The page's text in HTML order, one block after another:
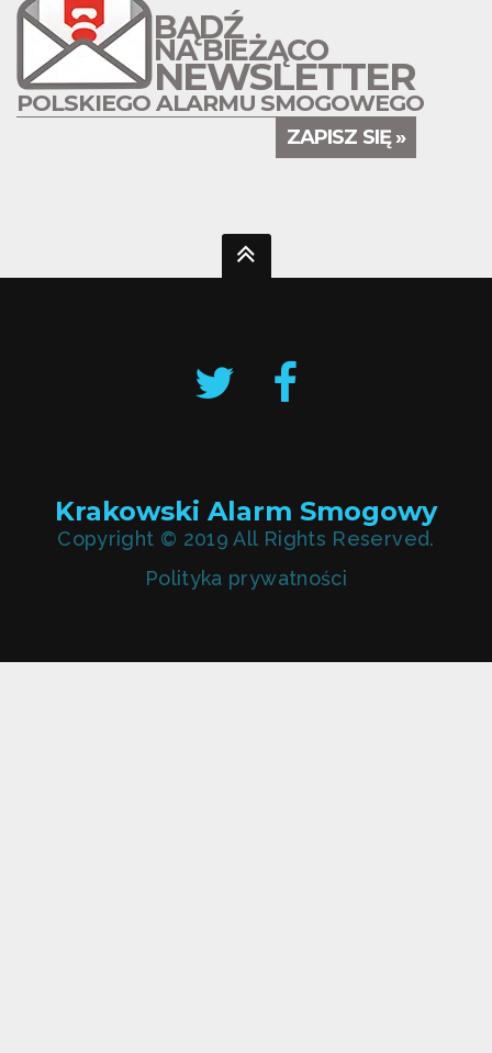
BĄDŹ
NA BIEŻĄCO
NEWSLETTER
POLSKIEGO ALARMU SMOGOWEGO
ZAPISZ SIĘ »
Krakowski Alarm Smogowy
Copyright © 2019 All Rights Reserved.
Polityka prywatności